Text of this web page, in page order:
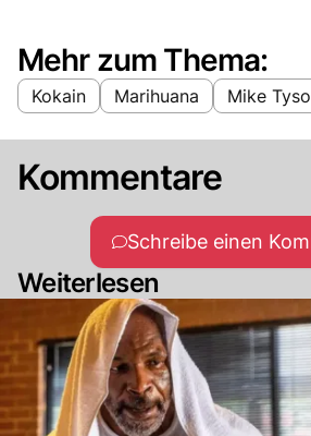
Mehr zum Thema:
Kokain Marihuana Mike
Kommentare
Schreibe einen
Weiterlesen